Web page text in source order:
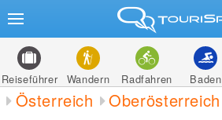
Reiseführer Wandern Radfahren Baden
Österreich Oberösterreich